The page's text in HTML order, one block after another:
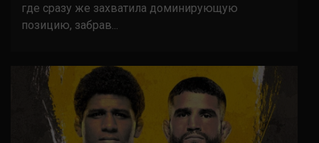
где сразу же захватила доминирующую
позицию, забрав...